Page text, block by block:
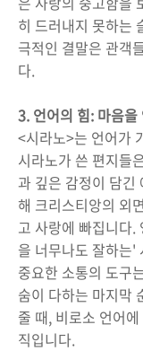
히 드러내지 못하는
극적인 결말은 관객
다.
3. 언어의 힘: 마음을
<시라노>는 언어가
시라노가 쓴 편지들
과 깊은 감정이 담긴
해 크리스티앙의 외
고 사랑에 빠집니다
을 너무나도 잘하는'
중요한 소통의 도구
숨이 다하는 마지막
줄 때, 비로소 언어
직입니다.